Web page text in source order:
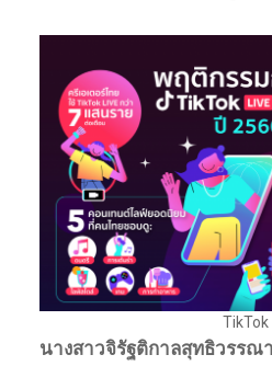
TikTok
นางสาวจิรัฐติกาลสุทธิวรรณ